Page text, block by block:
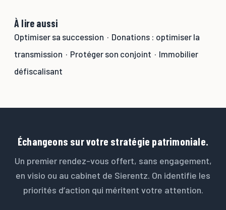
À lire aussi
Optimiser sa succession · Donations : optimiser la
transmission · Protéger son conjoint · Immobilier
défiscalisant
Échangeons sur votre stratégie patrimoniale.
Un premier rendez-vous offert, sans engagement,
en visio ou au cabinet de Sierentz. On identifie les
priorités d’action qui méritent votre attention.